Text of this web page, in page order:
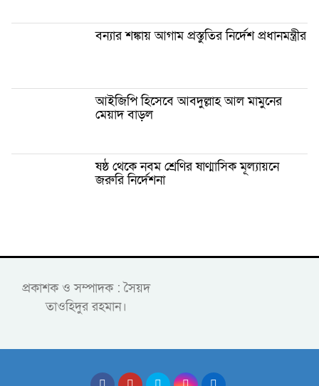
বন্যার শঙ্কায় আগাম প্রস্তুতির নির্দেশ প্রধানমন্ত্রীর
আইজিপি হিসেবে আবদুল্লাহ আল মামুনের
মেয়াদ বাড়ল
ষষ্ঠ থেকে নবম শ্রেণির ষাণ্মাসিক মূল্যায়নে
জরুরি নির্দেশনা
প্রকাশক ও সম্পাদক : সৈয়দ
তাওহিদুর রহমান।